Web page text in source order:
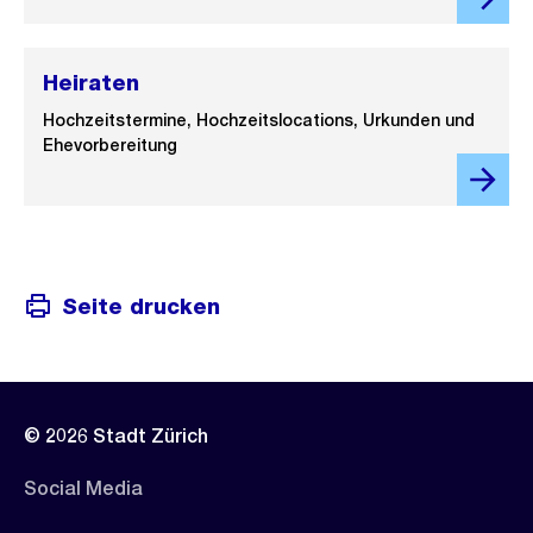
Heiraten
Hochzeitstermine, Hochzeitslocations, Urkunden und
Ehevorbereitung
Seite drucken
© 2026 Stadt Zürich
Social Media